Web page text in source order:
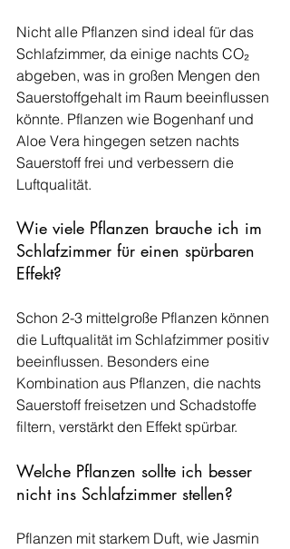
Nicht alle Pflanzen sind ideal für das
Schlafzimmer, da einige nachts CO₂
abgeben, was in großen Mengen den
Sauerstoffgehalt im Raum beeinflussen
könnte. Pflanzen wie Bogenhanf und
Aloe Vera hingegen setzen nachts
Sauerstoff frei und verbessern die
Luftqualität.
Wie viele Pflanzen brauche ich im
Schlafzimmer für einen spürbaren
Effekt?
Schon 2-3 mittelgroße Pflanzen können
die Luftqualität im Schlafzimmer positiv
beeinflussen. Besonders eine
Kombination aus Pflanzen, die nachts
Sauerstoff freisetzen und Schadstoffe
filtern, verstärkt den Effekt spürbar.
Welche Pflanzen sollte ich besser
nicht ins Schlafzimmer stellen?
Pflanzen mit starkem Duft, wie Jasmin